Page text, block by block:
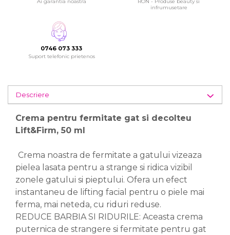
Ai garantia noastra
RON - Produse beauty si
infrumusetare
0746 073 333
Suport telefonic prietenos
Descriere
Crema pentru fermitate gat si decolteu
Lift&Firm, 50 ml
Crema noastra de fermitate a gatului vizeaza
pielea lasata pentru a strange si ridica vizibil
zonele gatului si pieptului. Ofera un efect
instantaneu de lifting facial pentru o piele mai
ferma, mai neteda, cu riduri reduse.
REDUCE BARBIA SI RIDURILE: Aceasta crema
puternica de strangere si fermitate pentru gat